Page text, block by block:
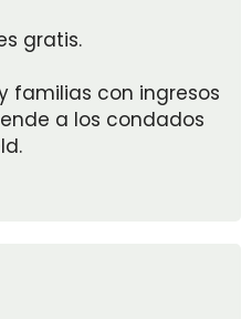
gratis.
familias con ingresos
a los condados